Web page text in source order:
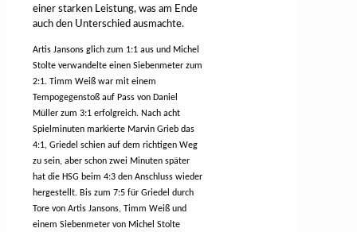
einer starken Leistung, was am Ende
auch den Unterschied ausmachte.
Artis Jansons glich zum 1:1 aus und Michel
Stolte verwandelte einen Siebenmeter zum
2:1. Timm Weiß war mit einem
Tempogegenstoß auf Pass von Daniel
Müller zum 3:1 erfolgreich. Nach acht
Spielminuten markierte Marvin Grieb das
4:1, Griedel schien auf dem richtigen Weg
zu sein, aber schon zwei Minuten später
hat die HSG beim 4:3 den Anschluss wieder
hergestellt. Bis zum 7:5 für Griedel durch
Tore von Artis Jansons, Timm Weiß und
einem Siebenmeter von Michel Stolte